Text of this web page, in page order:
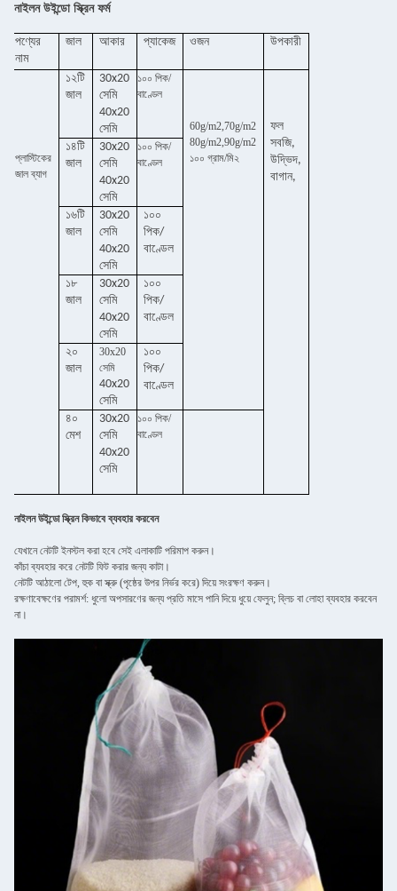
নাইলন উইন্ডো স্ক্রিন ফর্ম
পণ্যের
নাম
জাল আকার প্যাকেজ ওজন উপকারী
প্লাস্টিকের
জাল ব্যাগ
১২টি
জাল
30x20
সেমি
40x20
সেমি
১০০ পিক/
বাণ্ডেল
60g/m2,70g/m2
80g/m2,90g/m2
১০০ গ্রাম/মি২
ফল
সবজি,
উদ্ভিদ,
বাগান,
১৪টি
জাল
30x20
সেমি
40x20
সেমি
১০০ পিক/
বাণ্ডেল
১৬টি
জাল
30x20
সেমি
40x20
সেমি
১০০
পিক/
বাণ্ডেল
১৮
জাল
30x20
সেমি
40x20
সেমি
১০০
পিক/
বাণ্ডেল
২০
জাল
30x20
সেমি
40x20
সেমি
১০০
পিক/
বাণ্ডেল
৪০
মেশ
30x20
সেমি
40x20
সেমি
১০০ পিক/
বাণ্ডেল
নাইলন উইন্ডো স্ক্রিন কিভাবে ব্যবহার করবেন
যেখানে নেটটি ইনস্টল করা হবে সেই এলাকাটি পরিমাপ করুন।
কাঁচা ব্যবহার করে নেটটি ফিট করার জন্য কাটা।
নেটটি আঠালো টেপ, হুক বা স্ক্রু (পৃষ্ঠের উপর নির্ভর করে) দিয়ে সংরক্ষণ করুন।
রক্ষণাবেক্ষণের পরামর্শ: ধুলো অপসারণের জন্য প্রতি মাসে পানি দিয়ে ধুয়ে ফেলুন; ব্লিচ বা লোহা ব্যবহার করবেন
না।